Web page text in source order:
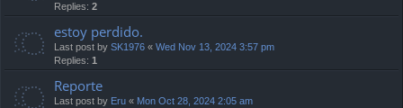
Replies: 2
estoy perdido.
Last post by SK1976 « Wed Nov 13, 2024 3:57 pm
Replies: 1
Reporte
Last post by Eru « Mon Oct 28, 2024 2:05 am